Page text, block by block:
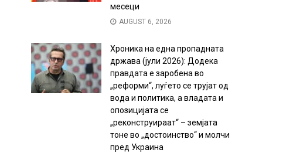
месеци
AUGUST 6, 2026
Хроника на една пропадната
држава (јули 2026): Додека
правдата е заробена во
„реформи“, луѓето се трујат од
вода и политика, а владата и
опозицијата се
„реконструираат“ – земјата
тоне во „достоинство“ и молчи
пред Украина